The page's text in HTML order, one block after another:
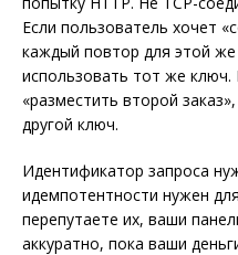
Если пользователь хочет
каждый повтор для этой
использовать тот же ключ.
«разместить второй
другой ключ.
Идентификатор запроса
идемпотентности нужен
перепутаете их, ваши
аккуратно, пока ваши